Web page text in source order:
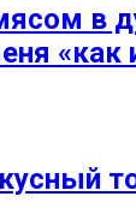
в
«как